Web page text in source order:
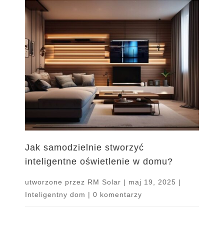
Jak samodzielnie stworzyć
inteligentne oświetlenie w domu?
utworzone przez RM Solar | maj 19, 2025 |
Inteligentny dom |0 komentarzy